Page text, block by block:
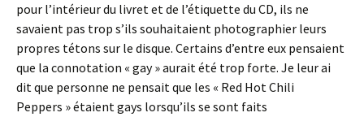
pour l’intérieur du livret et de l’étiquette du CD, ils ne
savaient pas trop s’ils souhaitaient photographier leurs
propres tétons sur le disque. Certains d’entre eux pensaient
que la connotation « gay » aurait été trop forte. Je leur ai
dit que personne ne pensait que les « Red Hot Chili
Peppers » étaient gays lorsqu’ils se sont faits